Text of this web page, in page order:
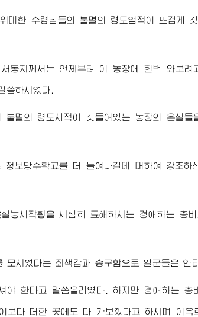
위대한 수령님 들의 불멸의 령도업적이 뜨겁게
동지께서 는 언제부터 이 농장에 한번 와보려
하시였다.
불멸의 령도사적이 깃들어있는 농장의 온실들
보당수확고를 더 늘여나갈데 대하여 강조하
농사작황을 세심히 료해하시는 경애하는 총
모시였다는 죄책감과 송구함으로 일군들은 안
야 한다고 말씀올리였다. 하지만 경애하는 총
보다 더한 곳에도 다 가보겠다고 하시며 이윽